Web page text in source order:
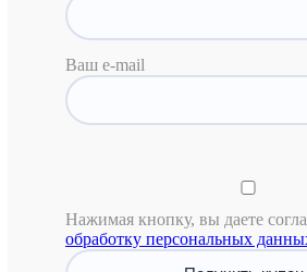
Ваш e-mail
Нажимая кнопку, вы даете
обработку персональных